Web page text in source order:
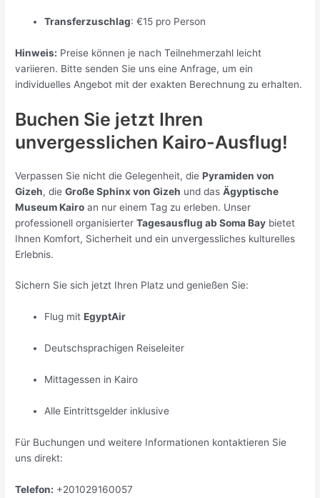
Transferzuschlag: €15 pro Person
Hinweis: Preise können je nach Teilnehmerzahl leicht
variieren. Bitte senden Sie uns eine Anfrage, um ein
individuelles Angebot mit der exakten Berechnung zu erhalten.
Buchen Sie jetzt Ihren
unvergesslichen Kairo-Ausflug!
Verpassen Sie nicht die Gelegenheit, diePyramiden von
Gizeh, dieGroße Sphinx von Gizeh und dasÄgyptische
Museum Kairo an nur einem Tag zu erleben. Unser
professionell organisierterTagesausflug ab Soma Bay bietet
Ihnen Komfort, Sicherheit und ein unvergessliches kulturelles
Erlebnis.
Sichern Sie sich jetzt Ihren Platz und genießen Sie:
Flug mitEgyptAir
Deutschsprachigen Reiseleiter
Mittagessen in Kairo
Alle Eintrittsgelder inklusive
Für Buchungen und weitere Informationen kontaktieren Sie
uns direkt:
Telefon: +201029160057